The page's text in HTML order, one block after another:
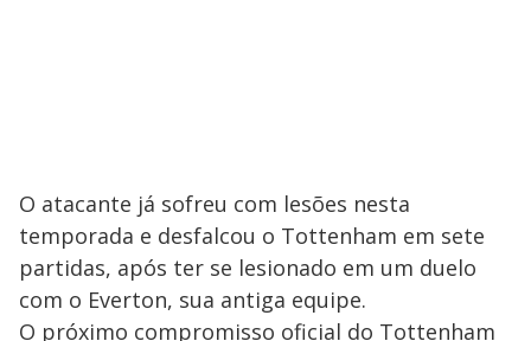
O atacante já sofreu com lesões nesta
temporada e desfalcou o Tottenham em sete
partidas, após ter se lesionado em um duelo
com o Everton, sua antiga equipe.
O próximo compromisso oficial do Tottenham